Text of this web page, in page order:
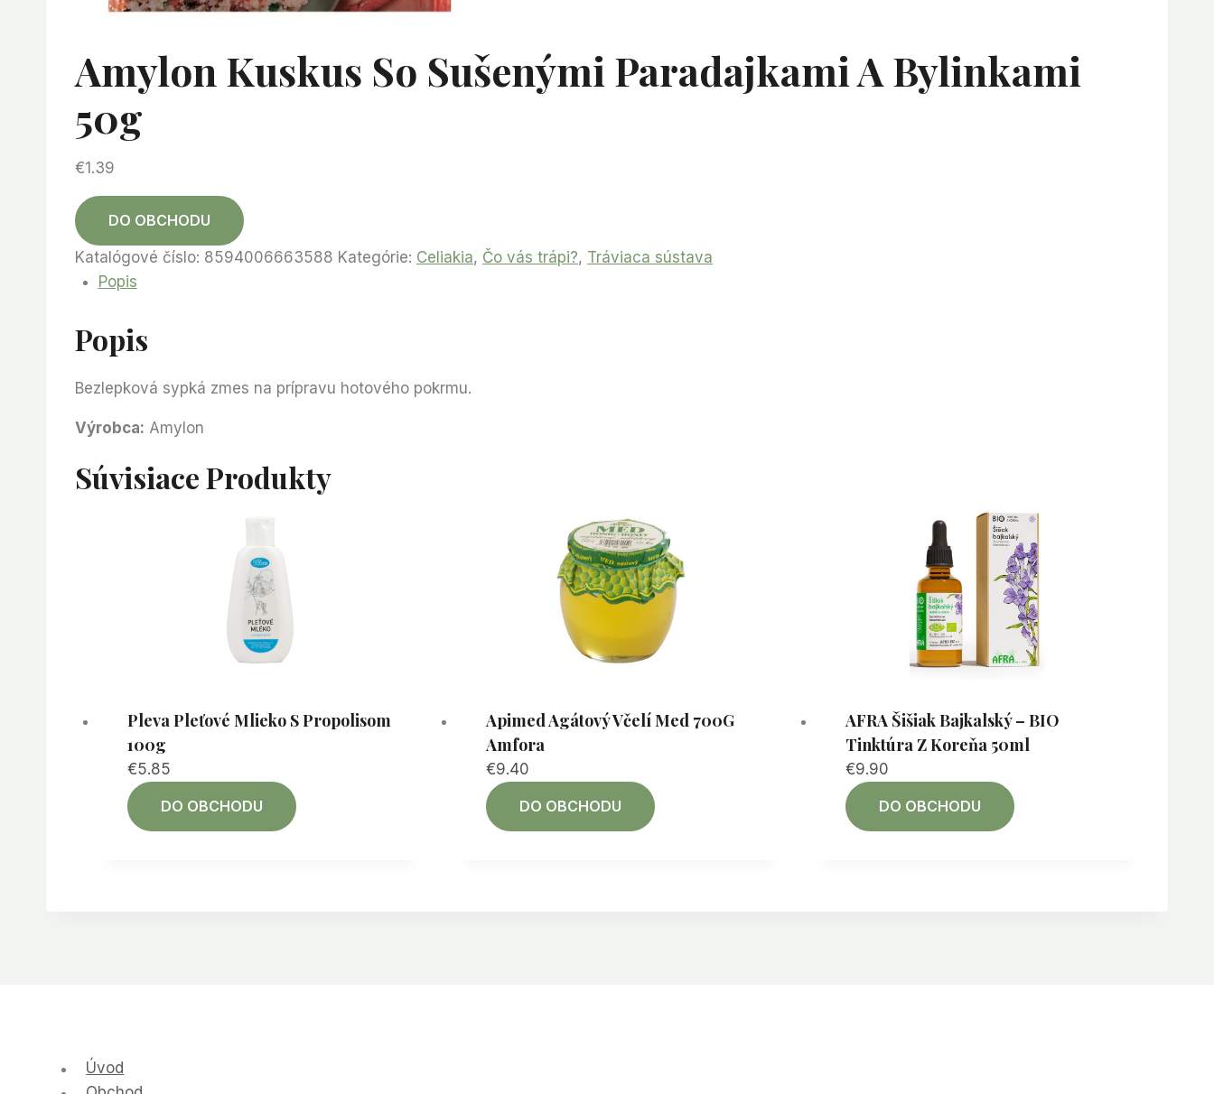
Amylon Kuskus So Sušenými Paradajkami A Bylinkami
50g
€1.39
DO OBCHODU
Katalógové číslo: 8594006663588 Kategórie: Celiakia, Čo vás trápi?, Tráviaca sústava
Popis
Popis
Bezlepková sypká zmes na prípravu hotového pokrmu.
Výrobca: Amylon
Súvisiace Produkty
Pleva Pleťové Mlieko S Propolisom
100g
€5.85
DO OBCHODU
Apimed Agátový Včelí Med 700G
Amfora
€9.40
DO OBCHODU
AFRA Šišiak Bajkalský – BIO
Tinktúra Z Koreňa 50ml
€9.90
DO OBCHODU
Úvod